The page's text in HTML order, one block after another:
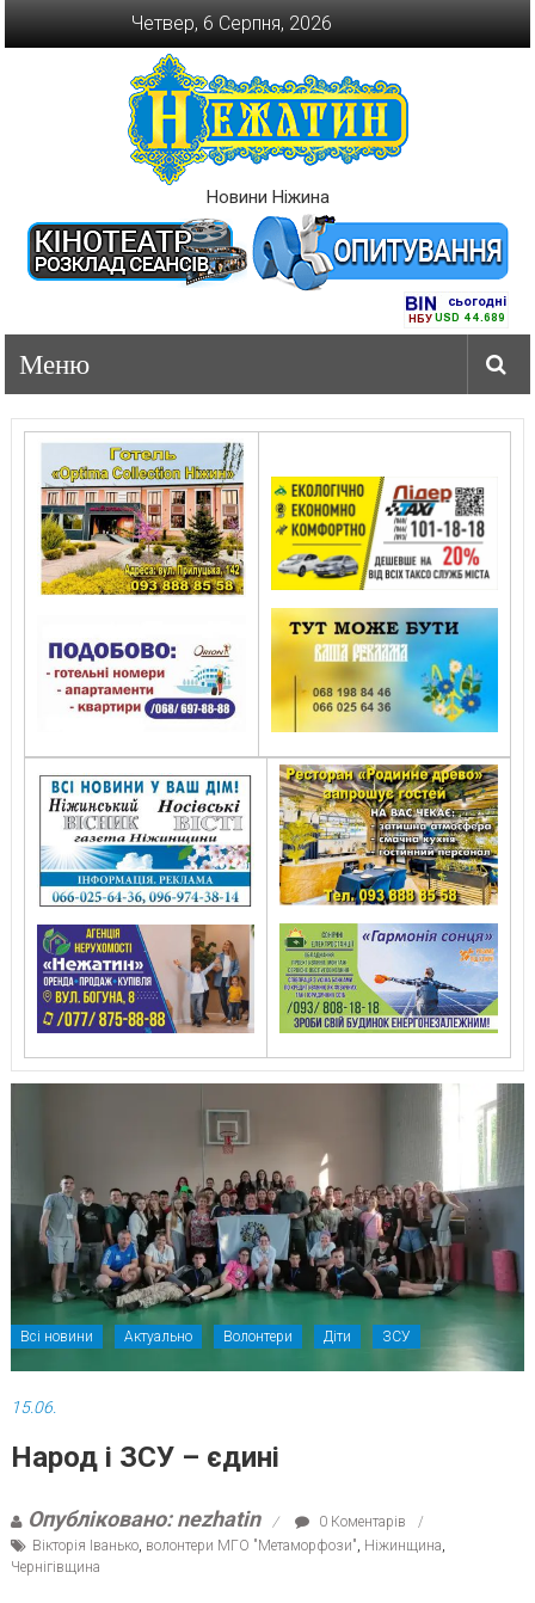
Четвер, 6 Серпня, 2026
Новини Ніжина
Всі новини Актуально Волонтери Діти ЗСУ
15.06.
Народ і ЗСУ – єдині
Опубліковано: nezhatin
0 Коментарів
Вікторія Іванько, волонтери МГО "Метаморфози" Ніжинщина
Чернігівщина